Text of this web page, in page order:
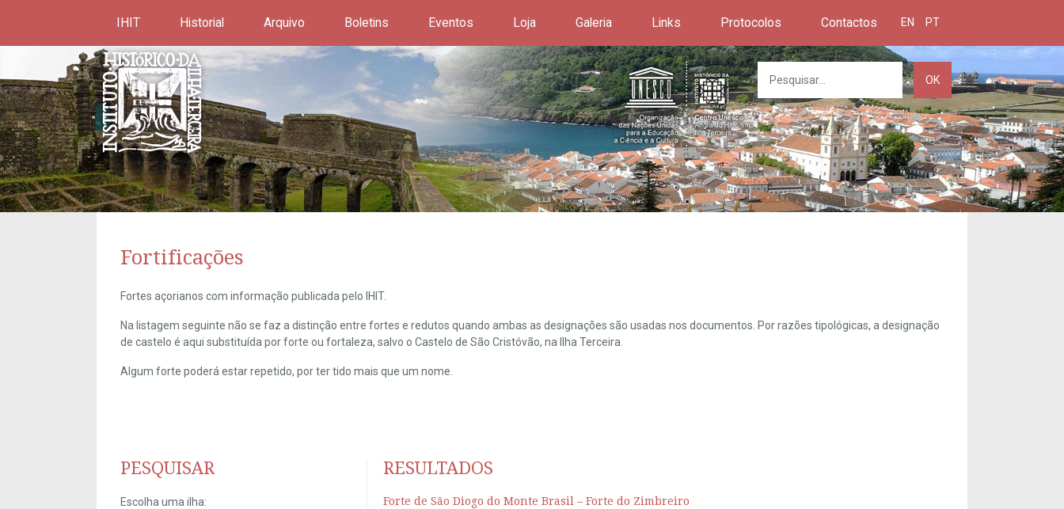
IHIT Historial Arquivo Boletins Eventos Loja Galeria Links Protocolos Contactos EN PT
OK
Fortificações
Fortes açorianos com informação publicada pelo IHIT.
Na listagem seguinte não se faz a distinção entre fortes e redutos quando ambas as designações são usadas nos documentos. Por razões tipológicas, a designação
de castelo é aqui substituída por forte ou fortaleza, salvo o Castelo de São Cristóvão, na Ilha Terceira.
Algum forte poderá estar repetido, por ter tido mais que um nome.
PESQUISAR
Escolha uma ilha:
RESULTADOS
Forte de São Diogo do Monte Brasil – Forte do Zimbreiro